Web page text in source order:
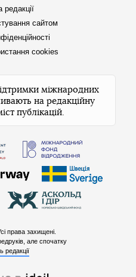
редакції
сайтом
cookies
міжнародних
на редакційну
публікацій.
права захищені.
але спочатку
редакції